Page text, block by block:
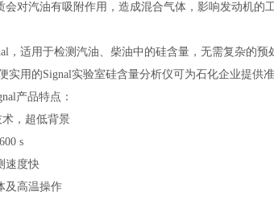
对汽油有吸附作用，造成混合气体，影响发动机的
，适用于检测汽油、柴油中的硅含量，无需复杂的
实用的Signal实验室硅含量分析仪可为石化企业提供
产品特点：
，超低背景
s
速度快
及高温操作